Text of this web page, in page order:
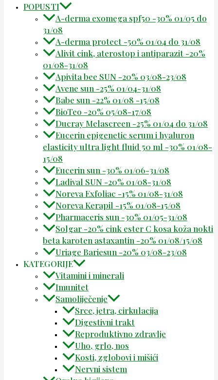
POPUSTI
A-derma exomega spf50 -30% 01/05 do
31/08
A-derma protect -50% 01/04 do 31/08
Alivit cink, aterostop i antiparazit -20%
01/08-31/08
Apivita bee SUN -20% 03/08-23/08
Avene sun -25% 01/04-31/08
Babe sun -22% 01/08 -15/08
BioTeo -20% 05/08-17/08
Ducray Melascreen -25% 01/04 do 31/08
Eucerin epigenetic serum i hyaluron
elasticity ultra light fluid 50 ml -30% 01/08-
15/08
Eucerin sun -30% 01/06-31/08
Ladival SUN -20% 01/08-31/08
Noreva Exfoliac -15% 01/08-31/08
Noreva Kerapil -15% 01/08-15/08
Pharmaceris sun -30% 01/05-31/08
Solgar -20% cink ester C kosa koža nokti
beta karoten astaxantin -20% 01/08/15/08
Uriage Bariesun -20% 03/08-23/08
KATEGORIJE
Vitamini i minerali
Imunitet
Samoliječenje
Srce, jetra, cirkulacija
Digestivni trakt
Reproduktivno zdravlje
Uho, grlo, nos
Kosti, zglobovi i mišići
Nervni sistem